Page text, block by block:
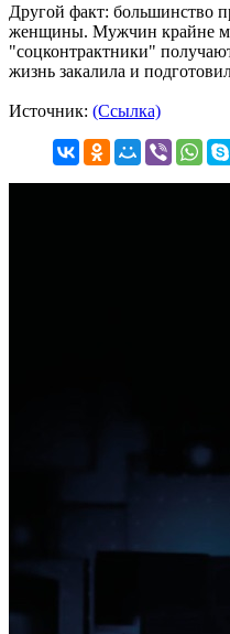
Другой факт: большинство
женщины. Мужчин крайне
"соцконтрактники"
жизнь закалила и
Источник: (Ссылка)